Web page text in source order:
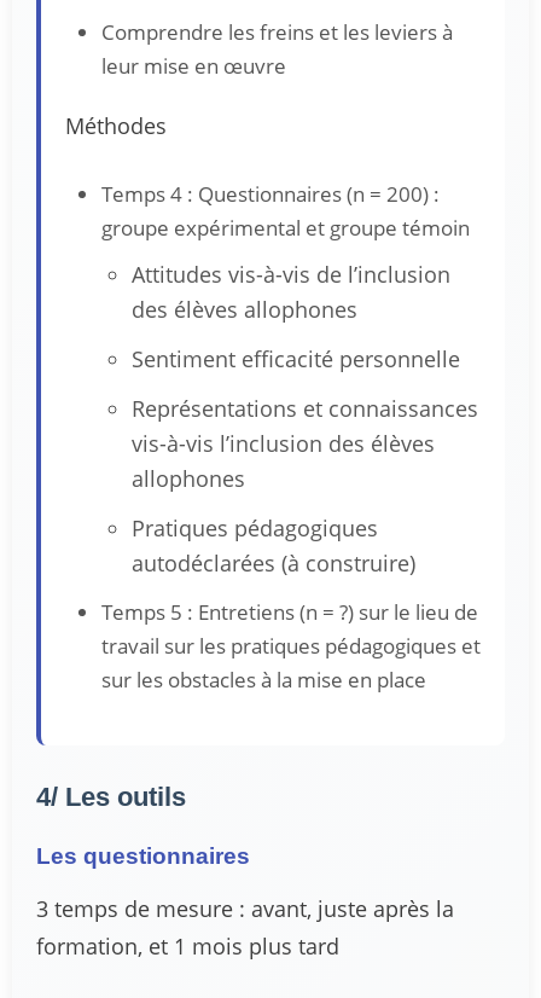
Comprendre les freins et les leviers à
leur mise en œuvre
Méthodes
Temps 4 : Questionnaires (n = 200) :
groupe expérimental et groupe témoin
Attitudes vis-à-vis de l’inclusion
des élèves allophones
Sentiment efficacité personnelle
Représentations et connaissances
vis-à-vis l’inclusion des élèves
allophones
Pratiques pédagogiques
autodéclarées (à construire)
Temps 5 : Entretiens (n = ?) sur le lieu de
travail sur les pratiques pédagogiques et
sur les obstacles à la mise en place
4/ Les outils
Les questionnaires
3 temps de mesure : avant, juste après la
formation, et 1 mois plus tard